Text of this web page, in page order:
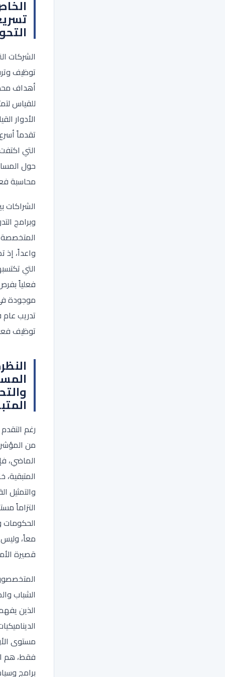
الشركات
توظيف
أهداف
للقياس
الأدوار
تقدماً
التي
حول
محاسبة
الشراكات
وبرامج
واعداً،
التي
فعلياً
موجودة
تدريب عام
توظيف
رغم
من
الماضي،
والتمثيل
التزاماً
معاً،
قصيرة
الشباب
الذين
مستوى
فقط، هم
برامج